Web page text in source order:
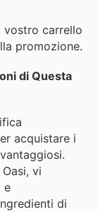
vostro carrello
promozione.
di Questa
acquistare i
vi
e
di